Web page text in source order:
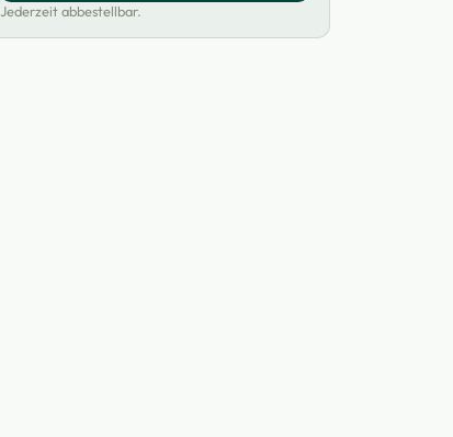
Jederzeit abbestellbar.